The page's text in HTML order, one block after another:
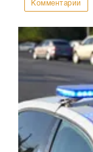
Комментарии